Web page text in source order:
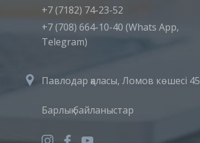
+7 (7182) 74-23-52
+7 (708) 664-10-40 (Whats App,
Telegram)
Павлодар қаласы, Ломов көшесі 45
Барлық байланыстар